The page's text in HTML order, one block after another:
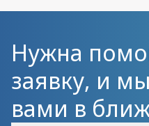
Нужна
заявку, и
вами в